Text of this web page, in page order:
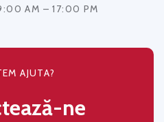
AM – 17:00 PM
AJUTA?
ne